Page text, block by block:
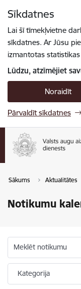
Sīkdatnes
Lai šī tīmekļvietne
sīkdatnes. Ar Jūsu
izmantotas
Lūdzu, atzīmējiet
Noraidīt
Pārvaldīt sīkdatnes
Sākums Aktualitātes
Notikumu
Meklēt notikumu
Kategorija